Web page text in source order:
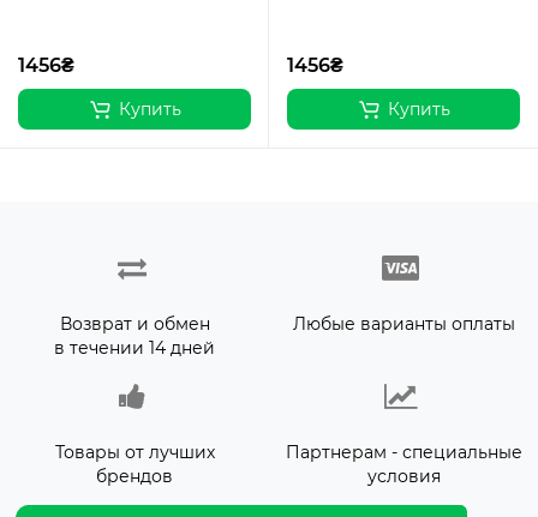
1456₴
Купить
1456₴
Купить
Возврат и обмен
в течении 14 дней
Любые варианты оплаты
Товары от лучших
брендов
Партнерам - специальные
условия